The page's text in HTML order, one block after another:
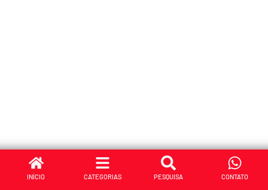
INÍCIO CATEGORIAS PESQUISA CONTATO